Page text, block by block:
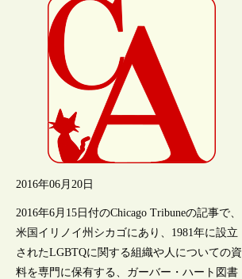
2016年06月20日
2016年6月15日付のChicago Tribuneの記事で、
米国イリノイ州シカゴにあり、1981年に設立
されたLGBTQに関する組織や人についての資
料を専門に保有する、ガーバー・ハート図書